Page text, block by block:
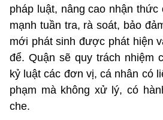
pháp luật, nâng cao nhận
mạnh tuần tra, rà soát, bảo
mới phát sinh được phát hiện
để. Quận sẽ quy trách nhiệm
kỷ luật các đơn vị, cá nhân có
phạm mà không xử lý, có
che.